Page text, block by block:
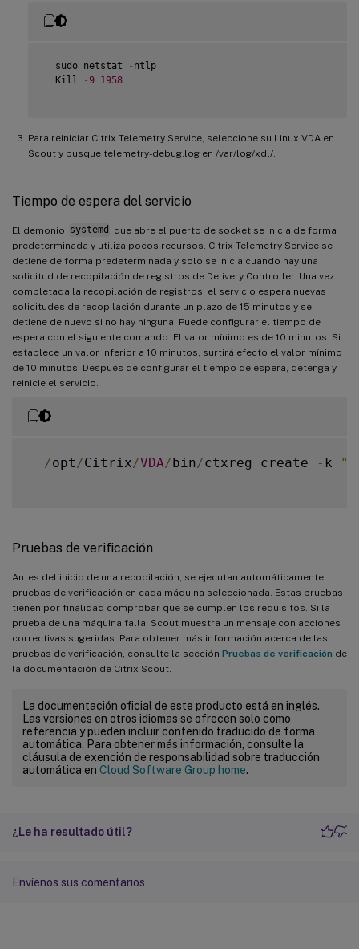
  sudo netstat
- ntlp
  Kill
- 9 1958
Para reiniciar Citrix Telemetry Service, seleccione su Linux VDA en
Scout y busque telemetry-debug.log en /var/log/xdl/.
Tiempo de espera del servicio
El demonio systemd
que abre el puerto de socket se inicia de forma
predeterminada y utiliza pocos recursos. Citrix Telemetry Service se
detiene de forma predeterminada y solo se inicia cuando hay una
solicitud de recopilación de registros de Delivery Controller. Una vez
completada la recopilación de registros, el servicio espera nuevas
solicitudes de recopilación durante un plazo de 15 minutos y se
detiene de nuevo si no hay ninguna. Puede configurar el tiempo de
espera con el siguiente comando. El valor mínimo es de 10 minutos. Si
establece un valor inferior a 10 minutos, surtirá efecto el valor mínimo
de 10 minutos. Después de configurar el tiempo de espera, detenga y
reinicie el servicio.
/opt /Citrix/VDA/bin/ctxreg create - k
Pruebas de verificación
Antes del inicio de una recopilación, se ejecutan automáticamente
pruebas de verificación en cada máquina seleccionada. Estas pruebas
tienen por finalidad comprobar que se cumplen los requisitos. Si la
prueba de una máquina falla, Scout muestra un mensaje con acciones
correctivas sugeridas. Para obtener más información acerca de las
pruebas de verificación, consulte la sección Pruebas de verificación de
la documentación de Citrix Scout.
La documentación oficial de este producto está en inglés.
Las versiones en otros idiomas se ofrecen solo como
referencia y pueden incluir contenido traducido de forma
automática. Para obtener más información, consulte la
cláusula de exención de responsabilidad sobre traducción
automática en Cloud Software Group home.
¿Le ha resultado útil?
Envíenos sus comentarios